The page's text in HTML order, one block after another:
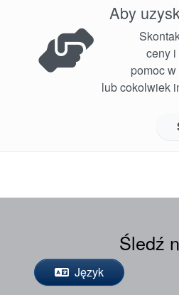
Aby
ceny i
pomoc
lub cokolwiek
Śledź
Język